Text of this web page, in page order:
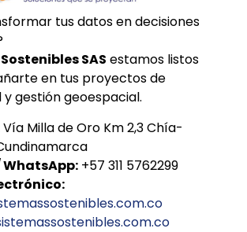
tus datos en decisiones
SAS estamos listos
en tus proyectos de
gestión geoespacial.
Vía Milla de Oro Km 2,3 Chía-
WhatsApp: +57 311 5762299